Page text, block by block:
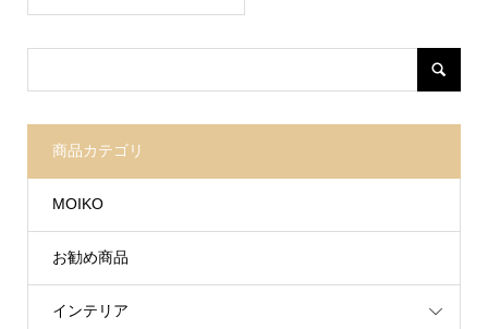
商品カテゴリ
MOIKO
お勧め商品
インテリア